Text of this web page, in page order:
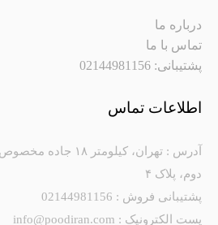
درباره ما
تماس با ما
پشتیبانی: 02144981156
اطلاعات تماس
دوم، پلاک ۴
پشتیبانی فروش : 02144981156
پست الکترونیک : info@poodiran.com